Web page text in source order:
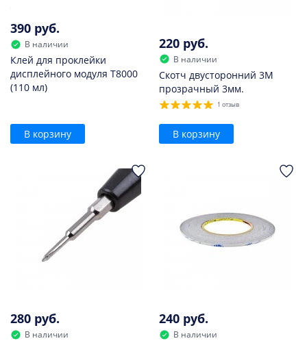
390 руб.
В наличии
Клей для проклейки
дисплейного модуля T8000
(110 мл)
В корзину
220 руб.
В наличии
Скотч двусторонний 3M
прозрачный 3мм.
1 отзыв
В корзину
280 руб.
В наличии
240 руб.
В наличии